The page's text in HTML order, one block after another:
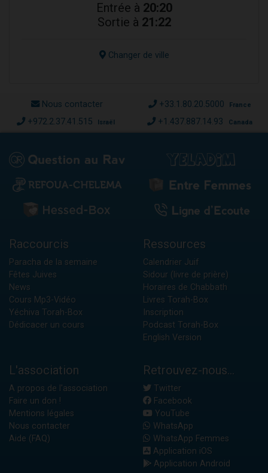
Entrée à 20:20
Sortie à 21:22
Changer de ville
Nous contacter +33.1.80.20.5000 France
+972.2.37.41.515 Israël +1.437.887.14.93 Canada
Raccourcis
Paracha de la semaine
Fêtes Juives
News
Cours Mp3-Vidéo
Yéchiva Torah-Box
Dédicacer un cours
Ressources
Calendrier Juif
Sidour (livre de prière)
Horaires de Chabbath
Livres Torah-Box
Inscription
Podcast Torah-Box
English Version
L'association
A propos de l'association
Faire un don !
Mentions légales
Nous contacter
Aide (FAQ)
Retrouvez-nous...
Twitter
Facebook
YouTube
WhatsApp
WhatsApp Femmes
Application iOS
Application Android